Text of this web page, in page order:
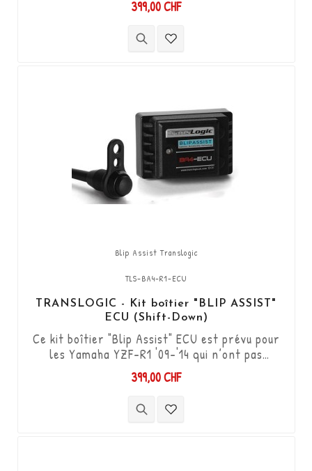
uniquement en complément avec le
Quickshifter Translogic (Shift-up) Réf. TLS-
399,00 CHF
Blip Assist Translogic
TLS-BA4-R1-ECU
TRANSLOGIC - Kit boîtier "BLIP ASSIST"
ECU (Shift-Down)
Ce kit boîtier "Blip Assist" ECU est prévu pour
les Yamaha YZF-R1 '09-'14 qui n’ont pas
l’option shifter d’origine, il s'utilise
uniquement en complément avec le
Quickshifter Translogic (Shift-up) Réf. TLS-
399,00 CHF